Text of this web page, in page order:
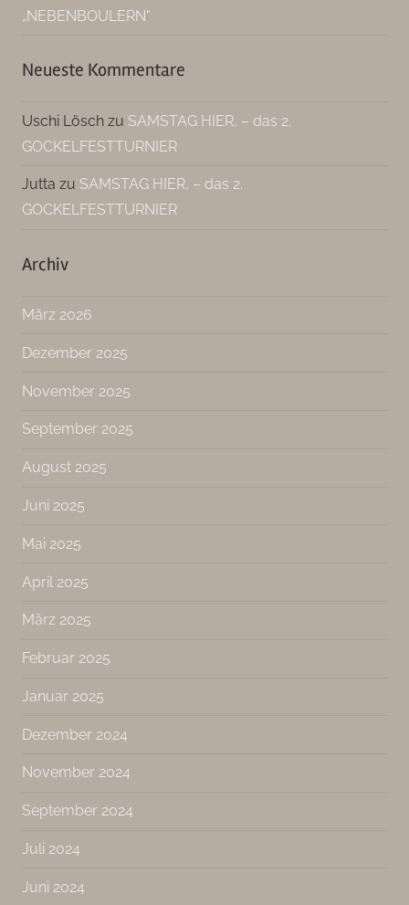
„NEBENBOULERN“
Neueste Kommentare
Uschi Lösch zu SAMSTAG HIER, – das 2.
GOCKELFESTTURNIER
Jutta zu SAMSTAG HIER, – das 2.
GOCKELFESTTURNIER
Archiv
März 2026
Dezember 2025
November 2025
September 2025
August 2025
Juni 2025
Mai 2025
April 2025
März 2025
Februar 2025
Januar 2025
Dezember 2024
November 2024
September 2024
Juli 2024
Juni 2024